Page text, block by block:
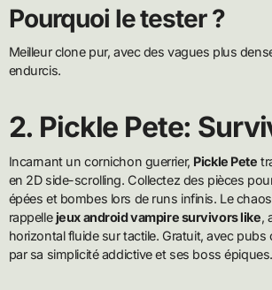
Pourquoi le tester ?
Meilleur clone pur, avec des vagues plus
endurcis.
2. Pickle Pete:
Incarnant un cornichon guerrier, Pickle Pete
en 2D side-scrolling. Collectez des pièces
épées et bombes lors de runs infinis. Le
rappelle jeux android vampire survivors like,
horizontal fluide sur tactile. Gratuit, avec pubs
par sa simplicité addictive et ses boss épiques.